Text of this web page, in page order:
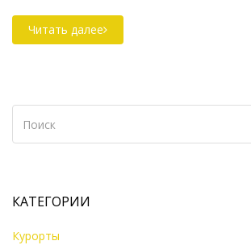
насладиться невероятной красотой
купанием в чистейшей воде.
Читать далее
КАТЕГОРИИ
Курорты